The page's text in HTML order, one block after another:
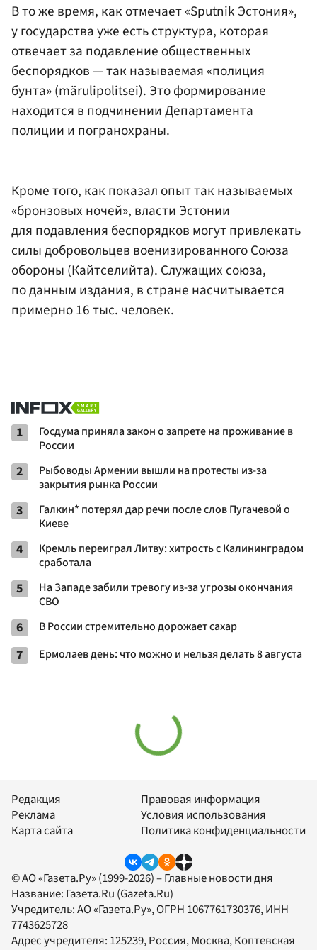
В то же время, как отмечает «Sputnik Эстония»,
у государства уже есть структура, которая
отвечает за подавление общественных
беспорядков — так называемая «полиция
бунта» (märulipolitsei). Это формирование
находится в подчинении Департамента
полиции и погранохраны.
Кроме того, как показал опыт так называемых
«бронзовых ночей», власти Эстонии
для подавления беспорядков могут привлекать
силы добровольцев военизированного Союза
обороны (Кайтселийта). Служащих союза,
по данным издания, в стране насчитывается
примерно 16 тыс. человек.
1
Госдума приняла закон о запрете на проживание в
России
2
Рыбоводы Армении вышли на протесты из-за
закрытия рынка России
3
Галкин* потерял дар речи после слов Пугачевой о
Киеве
4
Кремль переиграл Литву: хитрость с Калининградом
сработала
5
На Западе забили тревогу из-за угрозы окончания
СВО
6 В России стремительно дорожает сахар
7 Ермолаев день: что можно и нельзя делать 8 августа
Редакция
Реклама
Карта сайта
Правовая информация
Условия использования
Политика конфиденциальности
© АО «Газета.Ру» (1999-2026) – Главные новости дня
Название: Газета.Ru (Gazeta.Ru)
Учредитель:АО «Газета.Ру», ОГРН 1067761730376, ИНН
7743625728
Адрес учредителя: 125239, Россия, Москва, Коптевская